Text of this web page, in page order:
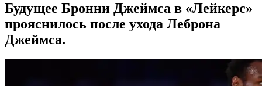
Будущее Бронни Джеймса в «Лейкерс»
прояснилось после ухода Леброна
Джеймса.